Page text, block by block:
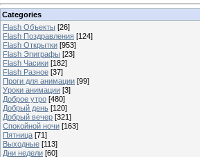
Categories
Flash Объекты [26]
Flash Поздравления [124]
Flash Открытки [953]
Flash Эпиграфы [23]
Flash Часики [182]
Flash Разное [37]
Проги для анимации [99]
Уроки анимации [3]
Доброе утро [480]
Добрый день [120]
Добрый вечер [321]
Спокойной ночи [163]
Пятница [71]
Выходные [113]
Дни недели [60]